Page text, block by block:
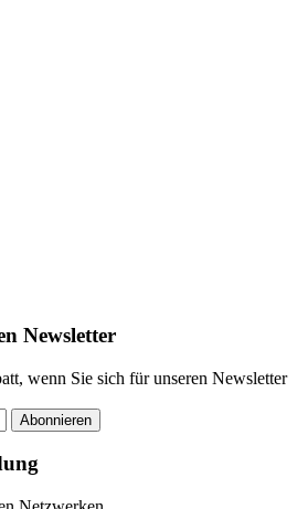
Newsletter
wenn Sie sich für unseren Newsletter
Abonnieren